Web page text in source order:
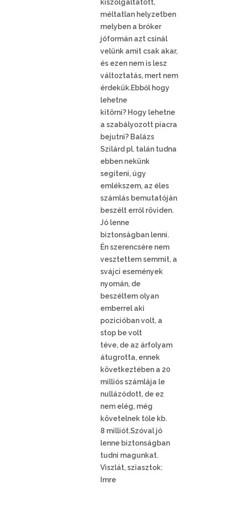
kiszolgáltatott,
méltatlan helyzetben
melyben a bróker
jóformán azt csinál
velünk amit csak akar,
és ezen nem is lesz
változtatás, mert nem
érdekük.Ebből hogy
lehetne
kitörni? Hogy lehetne
a szabályozott piacra
bejutni? Balázs
Szilárd pl. talán tudna
ebben nekünk
segíteni, úgy
emlékszem, az éles
számlás bemutatóján
beszélt erről röviden.
Jó lenne
biztonságban lenni.
Én szerencsére nem
vesztettem semmit, a
svájci események
nyomán, de
beszéltem olyan
emberrel aki
pozicióban volt, a
stop be volt
téve, de az árfolyam
átugrotta, ennek
következtében a 20
milliós számlája le
nullázódott, de ez
nem elég, még
követelnek tőle kb.
8 milliót.Szóval jó
lenne biztonságban
tudni magunkat.
Viszlát, sziasztok:
Imre